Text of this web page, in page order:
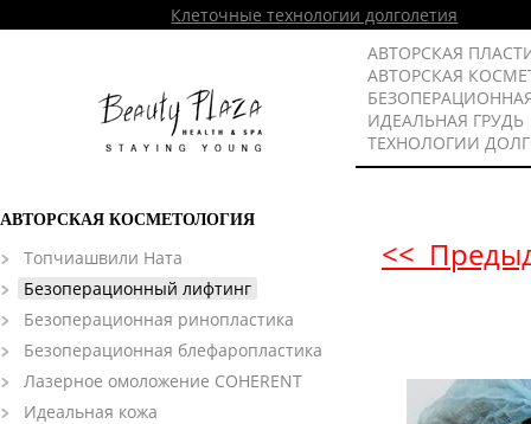
Клеточные технологии долголетия
АВТОРСКАЯ
АВТОРСКАЯ
ИДЕАЛЬНАЯ ГРУДЬ
ТЕХНОЛОГИИ
АВТОРСКАЯ КОСМЕТОЛОГИЯ
Топчиашвили Ната
Безоперационный лифтинг
Безоперационная ринопластика
Безоперационная блефаропластика
Лазерное омоложение COHERENT
Идеальная кожа
<<